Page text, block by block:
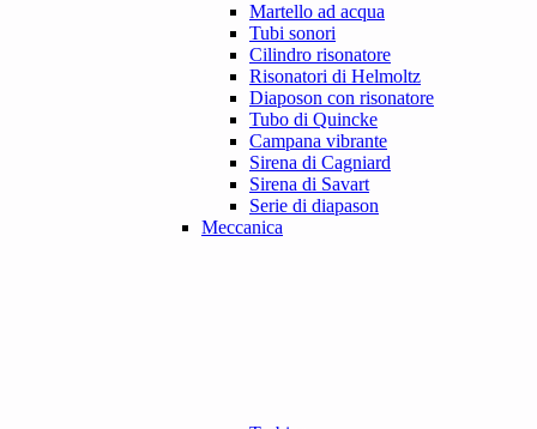
Martello ad acqua
Tubi sonori
Cilindro risonatore
Risonatori di Helmoltz
Diaposon con risonatore
Tubo di Quincke
Campana vibrante
Sirena di Cagniard
Sirena di Savart
Serie di diapason
Meccanica